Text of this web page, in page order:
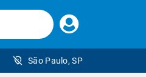
Faça
seu
São Paulo, SP